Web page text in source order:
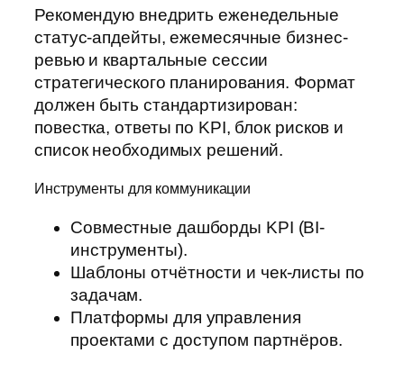
Рекомендую внедрить еженедельные
статус-апдейты, ежемесячные бизнес-
ревью и квартальные сессии
стратегического планирования. Формат
должен быть стандартизирован:
повестка, ответы по KPI, блок рисков и
список необходимых решений.
Инструменты для коммуникации
Совместные дашборды KPI (BI-
инструменты).
Шаблоны отчётности и чек-листы по
задачам.
Платформы для управления
проектами с доступом партнёров.